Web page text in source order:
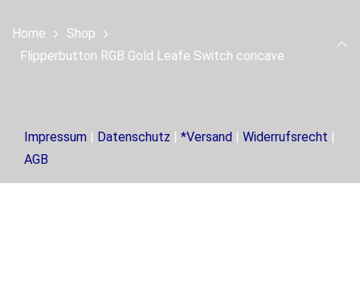
Optionen
Home
Shop
Flipperbutton RGB Gold Leafe Switch concave
Impressum Datenschutz *Versand Widerrufsrecht
AGB